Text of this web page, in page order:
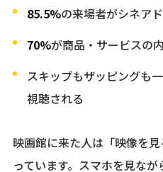
85.5%の来場者がシネア
70%が商品・サービスの
スキップもザッピングも
視聴される
映画館に来た人は「映像を
っています。スマホを見な